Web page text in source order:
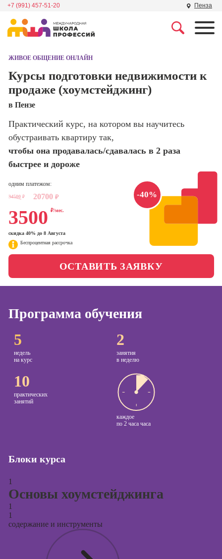
+7 (991) 457-51-20 Пенза
Школа дизайна
Школа нейросетей и
Школа психологии
Школа актерского
Школа бизнеса и
управления
Фотошкола
поисковой
сайтов)
Интернет-
Менеджер по
маркетингу в
социальных
менеджер)
Профессия
Специалист по
таргетингу
Курсы
ЖИВОЕ ОБЩЕНИЕ ОНЛАЙН
Курсы подготовки недвижимости к
продаже (хоумстейджинг)
в Пензе
Практический курс, на котором вы научитесь
обустраивать квартиру так,
чтобы она продавалась/сдавалась в 2 раза
быстрее и дороже
-40%
одним платежом:
34500 ₽ 20700 ₽
3500 ₽/мес.
скидка 40% до 8 Августа
Беспроцентная рассрочка
ОСТАВИТЬ ЗАЯВКУ
Программа обучения
5
недель
на курс
2
занятия
в неделю
10
практических
занятий
каждое
по 2 часа часа
Блоки курса
1
Основы хоумстейджинга
1
1
содержание и инструменты